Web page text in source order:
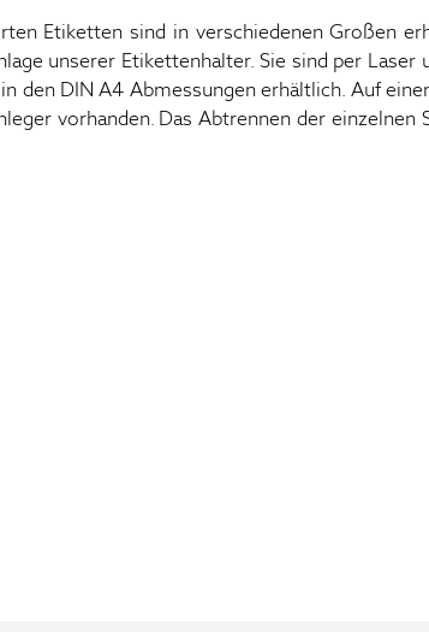
Etiketten sind in verschiedenen Großen
unserer Etikettenhalter. Sie sind per Laser
den DIN A4 Abmessungen erhältlich. Auf
vorhanden. Das Abtrennen der einzelnen